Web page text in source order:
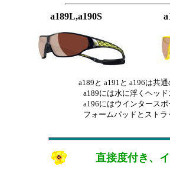
a189L,a190S
a189と a191と a196は共
a189には水に浮くヘッドスト
a196にはウインタースポー
フォームパッドとストラップ
直接度付き、